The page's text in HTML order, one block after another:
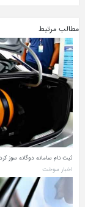
مطالب مرتبط
ثبت‌ نام سامانه دوگانه‌ سوز
اخبار سوخت